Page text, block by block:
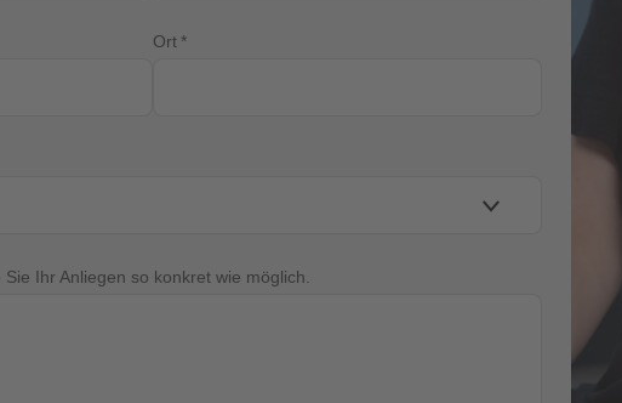
Ort
Ihr Anliegen so konkret wie möglich.